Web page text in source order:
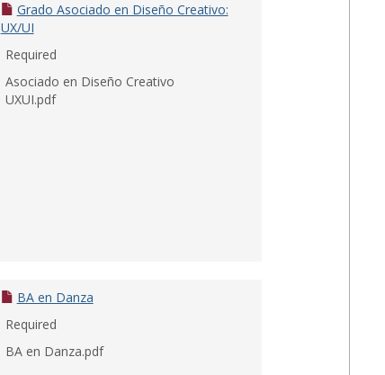
Grado Asociado en Diseño Creativo:
UX/UI
Required
Asociado en Diseño Creativo
UXUI.pdf
BA en Danza
Required
BA en Danza.pdf